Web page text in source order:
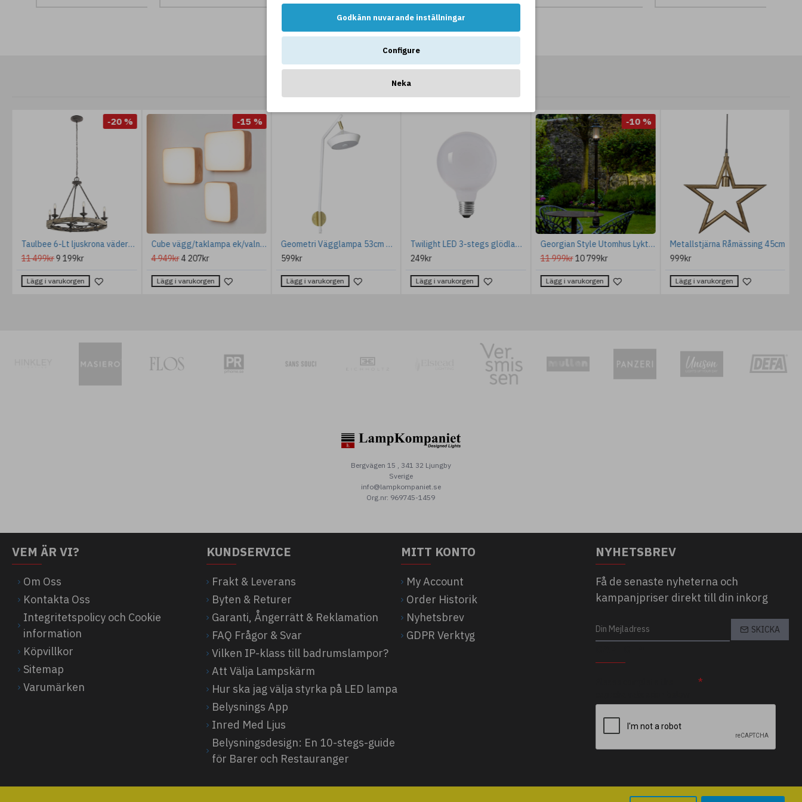
Godkänn nuvarande inställningar
Configure
Neka
ANDRA GILLAR OCKSÅ...
-20 %
Taulbee 6-Lt ljuskrona väderbiten zinc 72,2cm
11 499kr9 199kr
Lägg i varukorgen
-15 %
Cube vägg/taklampa ek/valnöt 16,5-50cm
4 949kr4 207kr
Lägg i varukorgen
Geometri Vägglampa 53cm Vit/Guld
599kr
Lägg i varukorgen
Twilight LED 3-stegs glödlampa opal glob 7W 12.5cm
249kr
Lägg i varukorgen
-10 %
Georgian Style Utomhus Lyktstolpe Gjutjärn 221cm
11 999kr 10 799kr
Lägg i varukorgen
Metallstjärna Råmässing 45cm
999kr
Lägg i varukorgen
Bergvägen 15 , 341 32 Ljungby
Sverige
info@lampkompaniet.se
Org.nr: 969745-1459
VEM ÄR VI?
Om Oss
Kontakta Oss
Integritetspolicy och Cookie
information
Köpvillkor
Sitemap
Varumärken
KUNDSERVICE
Frakt & Leverans
Byten & Returer
Garanti, Ångerrätt & Reklamation
FAQ Frågor & Svar
Vilken IP-klass till badrumslampor?
Att Välja Lampskärm
Hur ska jag välja styrka på LED lampa
Belysnings App
Inred Med Ljus
Belysningsdesign: En 10-stegs-guide
för Barer och Restauranger
MITT KONTO
My Account
Order Historik
Nyhetsbrev
GDPR Verktyg
NYHETSBREV
Få de senaste nyheterna och
kampanjpriser direkt till din inkorg
SKICKA